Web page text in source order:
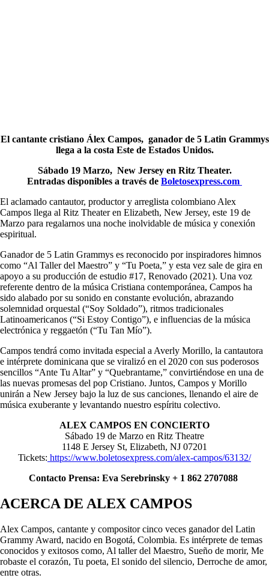
El cantante cristiano Álex Campos, ganador de 5 Latin Grammys
llega a la costa Este de Estados Unidos.
Sábado 19 Marzo, New Jersey en Ritz Theater.
Entradas disponibles a través de Boletosexpress.com
El aclamado cantautor, productor y arreglista colombiano Alex
Campos llega al Ritz Theater en Elizabeth, New Jersey, este 19 de
Marzo para regalarnos una noche inolvidable de música y conexión
espiritual.
Ganador de 5 Latin Grammys es reconocido por inspiradores himnos
como “Al Taller del Maestro” y “Tu Poeta,” y esta vez sale de gira en
apoyo a su producción de estudio #17, Renovado (2021). Una voz
referente dentro de la música Cristiana contemporánea, Campos ha
sido alabado por su sonido en constante evolución, abrazando
solemnidad orquestal (“Soy Soldado”), ritmos tradicionales
Latinoamericanos (“Si Estoy Contigo”), e influencias de la música
electrónica y reggaetón (“Tu Tan Mío”).
Campos tendrá como invitada especial a Averly Morillo, la cantautora
e intérprete dominicana que se viralizó en el 2020 con sus poderosos
sencillos “Ante Tu Altar” y “Quebrantame,” convirtiéndose en una de
las nuevas promesas del pop Cristiano. Juntos, Campos y Morillo
unirán a New Jersey bajo la luz de sus canciones, llenando el aire de
música exuberante y levantando nuestro espíritu colectivo.
ALEX CAMPOS EN CONCIERTO
Sábado 19 de Marzo en Ritz Theatre
1148 E Jersey St, Elizabeth, NJ 07201
Tickets: https://www.boletosexpress.com/alex-campos/63132/
Contacto Prensa: Eva Serebrinsky + 1 862 2707088
ACERCA DE ALEX CAMPOS
Alex Campos, cantante y compositor cinco veces ganador del Latin
Grammy Award, nacido en Bogotá, Colombia. Es intérprete de temas
conocidos y exitosos como, Al taller del Maestro, Sueño de morir, Me
robaste el corazón, Tu poeta, El sonido del silencio, Derroche de amor,
entre otras.